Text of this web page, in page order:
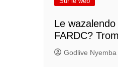
Le
FARDC?
Godlive Nyemba